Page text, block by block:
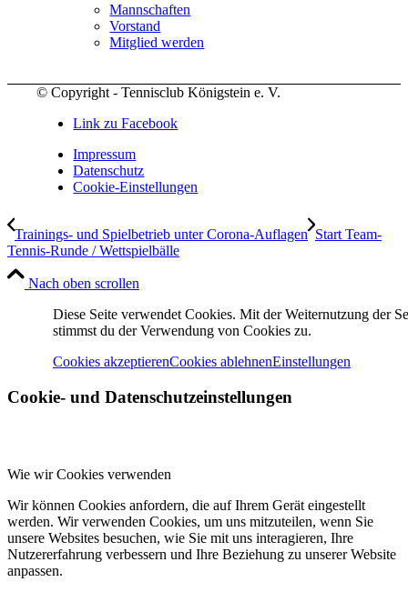
Mannschaften
Vorstand
Mitglied werden
© Copyright - Tennisclub Königstein e. V.
Link zu Facebook
Impressum
Datenschutz
Cookie-Einstellungen
Trainings- und Spielbetrieb unter Corona-Auflagen Start Team-
Tennis-Runde / Wettspielbälle
Nach oben scrollen
Diese Seite verwendet Cookies. Mit der Weiternutzung der
stimmst du der Verwendung von Cookies zu.
Cookies akzeptierenCookies ablehnenEinstellungen
Cookie- und Datenschutzeinstellungen
Wie wir Cookies verwenden
Wir können Cookies anfordern, die auf Ihrem Gerät eingestellt
werden. Wir verwenden Cookies, um uns mitzuteilen, wenn Sie
unsere Websites besuchen, wie Sie mit uns interagieren, Ihre
Nutzererfahrung verbessern und Ihre Beziehung zu unserer Website
anpassen.